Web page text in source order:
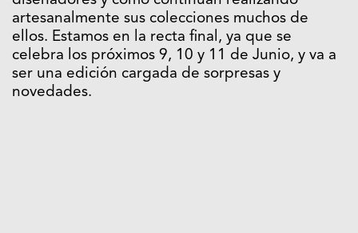
artesanalmente sus colecciones muchos de
ellos. Estamos en la recta final, ya que se
celebra los próximos 9, 10 y 11 de Junio, y va a
ser una edición cargada de sorpresas y
novedades.